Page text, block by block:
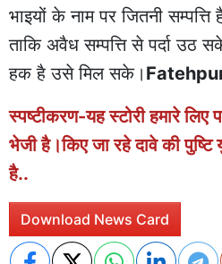
भाइयों के नाम पर जितनी
ताकि अवैध सम्पत्ति से पर्दा उठ
हक है उसे मिल सके।
स्पष्टीकरण-यह स्टोरी हमारे
भेजी है।किए जा रहे दावे की पुष्टि
है..
Download News Card